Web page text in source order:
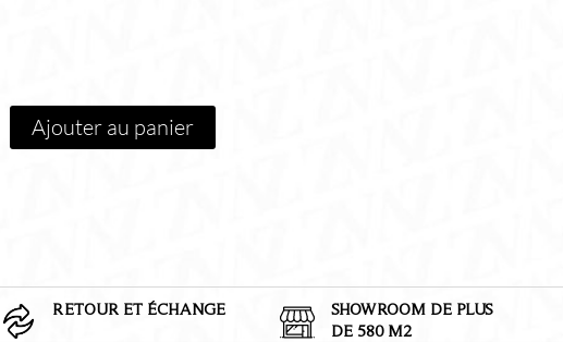
Ajouter au panier
RETOUR ET ÉCHANGE
SHOWROOM DE PLUS
DE 580 M2